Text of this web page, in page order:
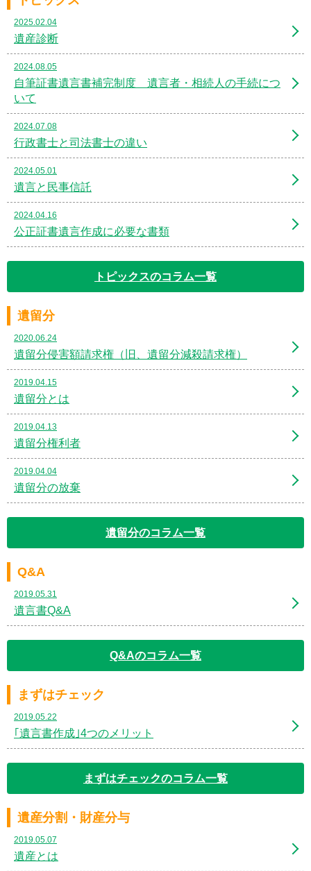
2025.02.04
遺産診断
2024.08.05
自筆証書遺言書補完制度 遺言者・相続人の手続につ
いて
2024.07.08
行政書士と司法書士の違い
2024.05.01
遺言と民事信託
2024.04.16
公正証書遺言作成に必要な書類
トピックスのコラム一覧
遺留分
2020.06.24
遺留分侵害額請求権（旧、遺留分減殺請求権）
2019.04.15
遺留分とは
2019.04.13
遺留分権利者
2019.04.04
遺留分の放棄
遺留分のコラム一覧
Q&A
2019.05.31
遺言書Q&A
Q&Aのコラム一覧
まずはチェック
2019.05.22
｢遺言書作成｣4つのメリット
まずはチェックのコラム一覧
遺産分割・財産分与
2019.05.07
遺産とは